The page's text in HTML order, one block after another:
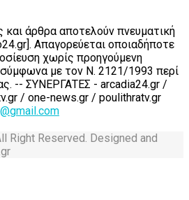
και άρθρα αποτελούν πνευματική
Απαγορεύεται οποιαδήποτε
χωρίς προηγούμενη
με τον Ν. 2121/1993 περί
-- ΣΥΝΕΡΓΑΤΕΣ - arcadia24.gr /
/ one-news.gr / poulithratv.gr
Right Reserved. Designed and